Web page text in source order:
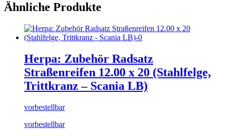
Ähnliche Produkte
Herpa: Zubehör Radsatz
Straßenreifen 12.00 x 20 (Stahlfelge,
Trittkranz – Scania LB)
vorbestellbar
vorbestellbar